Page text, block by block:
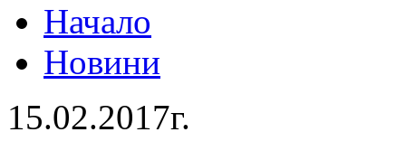
Начало
Новини
15.02.2017г.